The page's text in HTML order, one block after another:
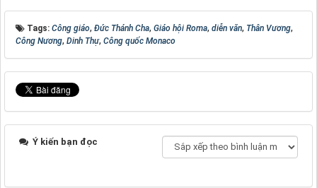
Tags: Công giáo, Đức Thánh Cha, Giáo hội Roma, diễn văn, Thân Vương,
Công Nương, Dinh Thự, Công quốc Monaco
Ý kiến bạn đọc